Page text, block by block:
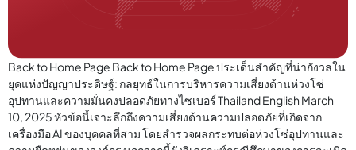
Back to Home Page Back to Home Page ประเด็นสำคัญที่น่ากังวลใน
ยุคแห่งปัญญาประดิษฐ์: กลยุทธ์ในการบริหารความเสี่ยงด้านห่วงโซ่
อุปทานและความมั่นคงปลอดภัยทางไซเบอร์ Thailand English March
10, 2025 หัวข้อนี้เจาะลึกถึงความเสี่ยงด้านความปลอดภัยที่เกิดจาก
เครื่องมือ AI ของบุคคลที่สาม โดยสำรวจผลกระทบต่อห่วงโซ่อุปทานและ